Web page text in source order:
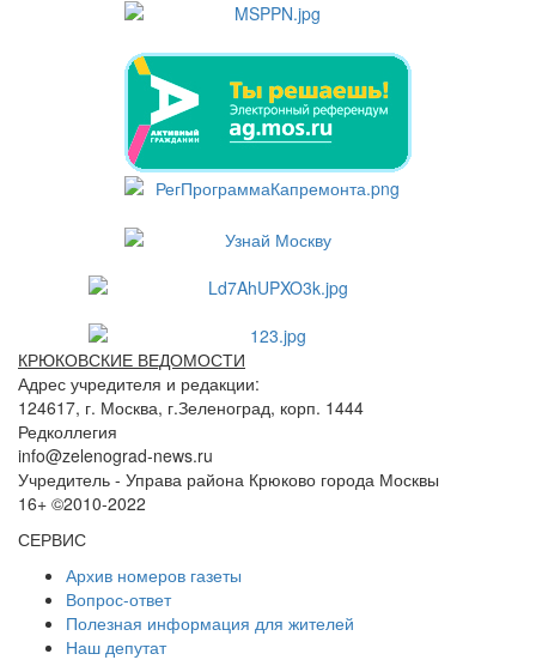
КРЮКОВСКИЕ ВЕДОМОСТИ
Адрес учредителя и редакции:
124617, г. Москва, г.Зеленоград, корп. 1444
Редколлегия
info@zelenograd-news.ru
Учредитель - Управа района Крюково города Москвы
16+ ©2010-2022
СЕРВИС
Архив номеров газеты
Вопрос-ответ
Полезная информация для жителей
Наш депутат